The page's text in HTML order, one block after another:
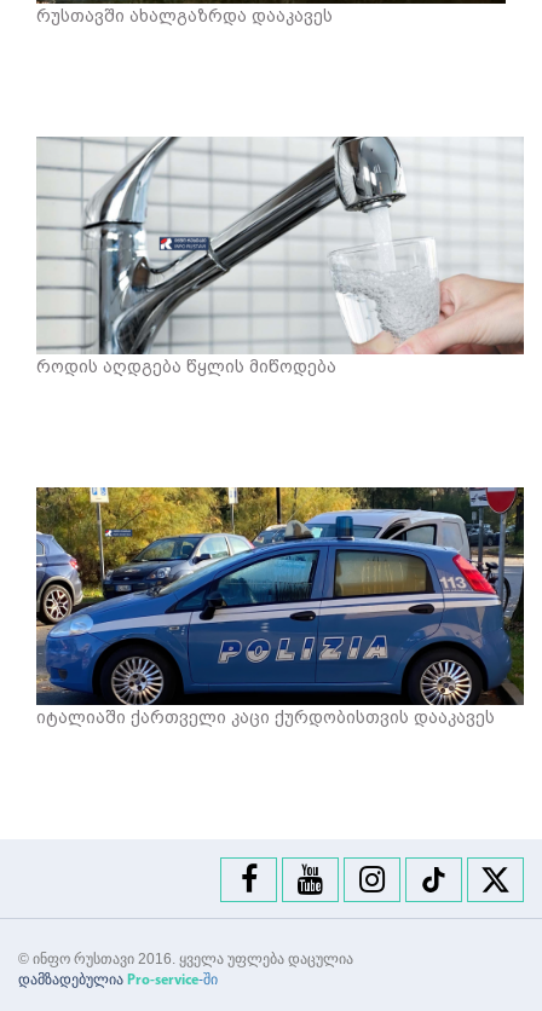
რუსთავში ახალგაზრდა დააკავეს
როდის აღდგება წყლის მიწოდება
იტალიაში ქართველი კაცი ქურდობისთვის დააკავეს
© ინფო რუსთავი 2016. ყველა უფლება დაცულია
დამზადებულია Pro-service-ში